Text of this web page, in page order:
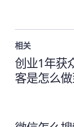
相关
创业1年获
客是怎么做